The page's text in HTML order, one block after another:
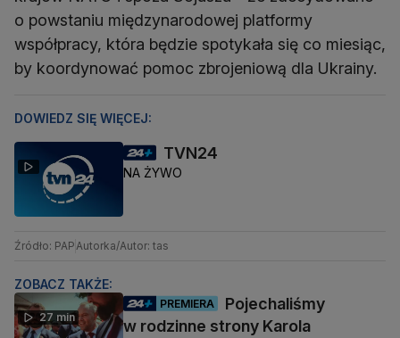
o powstaniu międzynarodowej platformy
współpracy, która będzie spotykała się co miesiąc,
by koordynować pomoc zbrojeniową dla Ukrainy.
DOWIEDZ SIĘ WIĘCEJ:
TVN24
NA ŻYWO
Źródło: PAPAutorka/Autor: tas
ZOBACZ TAKŻE:
27 min
PREMIERA
Pojechaliśmy
w rodzinne strony Karola